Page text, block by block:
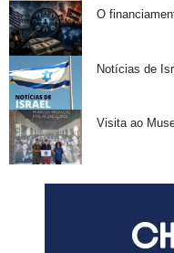
O
Notícias de
Visita ao